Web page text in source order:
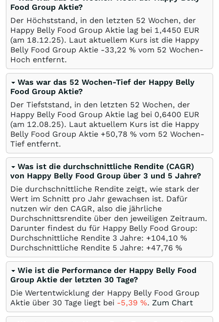
Food Group Aktie?
Der Höchststand, in den letzten 52 Wochen, der
Happy Belly Food Group Aktie lag bei 1,4450 EUR
(am 18.12.25). Laut aktuellem Kurs ist die Happy
Belly Food Group Aktie -33,22 % vom 52 Wochen-
Hoch entfernt.
Was war das 52 Wochen-Tief der Happy Belly
Food Group Aktie?
Der Tiefststand, in den letzten 52 Wochen, der
Happy Belly Food Group Aktie lag bei 0,6400 EUR
(am 12.08.25). Laut aktuellem Kurs ist die Happy
Belly Food Group Aktie +50,78 % vom 52 Wochen-
Tief entfernt.
Was ist die durchschnittliche Rendite (CAGR)
von Happy Belly Food Group über 3 und 5 Jahre?
Die durchschnittliche Rendite zeigt, wie stark der
Wert im Schnitt pro Jahr gewachsen ist. Dafür
nutzen wir den CAGR, also die jährliche
Durchschnittsrendite über den jeweiligen Zeitraum.
Darunter findest du für Happy Belly Food Group:
Durchschnittliche Rendite 3 Jahre: +104,10 %
Durchschnittliche Rendite 5 Jahre: +47,76 %
Wie ist die Performance der Happy Belly Food
Group Aktie der letzten 30 Tage?
Die Wertentwicklung der Happy Belly Food Group
Aktie über 30 Tage liegt bei -5,39 %. Zum Chart